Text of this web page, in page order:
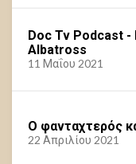
Doc Tv Podcast -
Albatross
11 Μαΐου 2021
Ο φανταχτερός
22 Απριλίου 2021